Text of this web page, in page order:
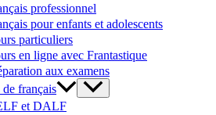
professionnel
pour enfants et adolescents
particuliers
en ligne avec Frantastique
aux examens
français
et DALF